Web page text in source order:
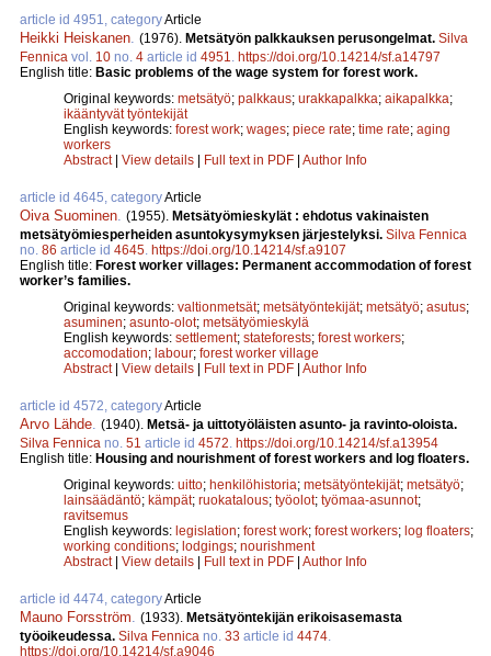
article id 4951, categoryArticle
Heikki Heiskanen (1976). Metsätyön palkkauksen perusongelmat. Silva
Fennica vol. 10 no. 4 article id 4951
https://doi.org/10.14214/sf.a14797
English title: Basic problems of the wage system for forest work.
Original keywords: metsätyö; palkkaus; urakkapalkka; aikapalkka;
ikääntyvät työntekijät
English keywords: forest work; wages; piece rate; time rate; aging
workers
Abstract| View details | Full text in PDF | Author Info
article id 4645, categoryArticle
Oiva Suominen (1955). Metsätyömieskylät : ehdotus vakinaisten
metsätyömiesperheiden asuntokysymyksen järjestelyksi. Silva Fennica
no. 86 article id 4645 https://doi.org/10.14214/sf.a9107
English title: Forest worker villages: Permanent accommodation of forest
worker’s families.
Original keywords: valtionmetsät; metsätyöntekijät; metsätyö; asutus;
asuminen; asunto-olot; metsätyömieskylä
English keywords: settlement; stateforests; forest workers;
accomodation; labour; forest worker village
Abstract| View details | Full text in PDF | Author Info
article id 4572, categoryArticle
Arvo Lähde (1940). Metsä- ja uittotyöläisten asunto- ja ravinto-oloista.
Silva Fennica no. 51 article id 4572 https://doi.org/10.14214/sf.a13954
English title: Housing and nourishment of forest workers and log floaters.
Original keywords: uitto; henkilöhistoria; metsätyöntekijät; metsätyö;
lainsäädäntö; kämpät; ruokatalous; työolot; työmaa-asunnot;
ravitsemus
English keywords: legislation; forest work; forest workers; log floaters;
working conditions; lodgings; nourishment
Abstract| View details | Full text in PDF | Author Info
article id 4474, categoryArticle
Mauno Forsström (1933). Metsätyöntekijän erikoisasemasta
työoikeudessa. Silva Fennica no. 33 article id 4474
https://doi.org/10.14214/sf.a9046